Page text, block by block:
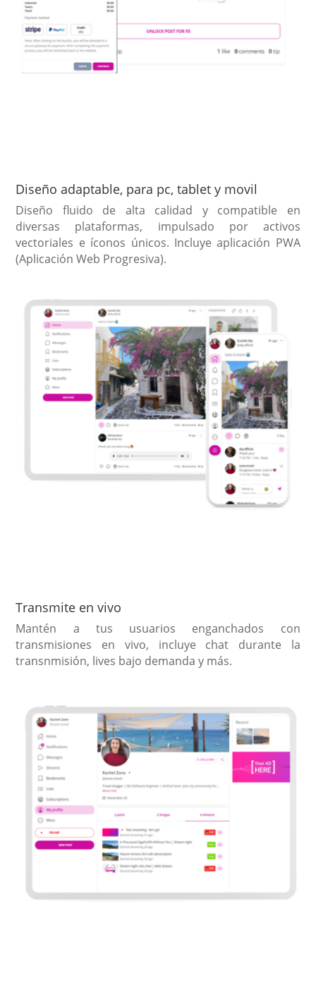
Diseño adaptable, para pc, tablet y movil
Diseño fluido de alta calidad y compatible en
diversas plataformas, impulsado por activos
vectoriales e íconos únicos. Incluye aplicación PWA
(Aplicación Web Progresiva).
Transmite en vivo
Mantén a tus usuarios enganchados con
transmisiones en vivo, incluye chat durante la
transnmisión, lives bajo demanda y más.